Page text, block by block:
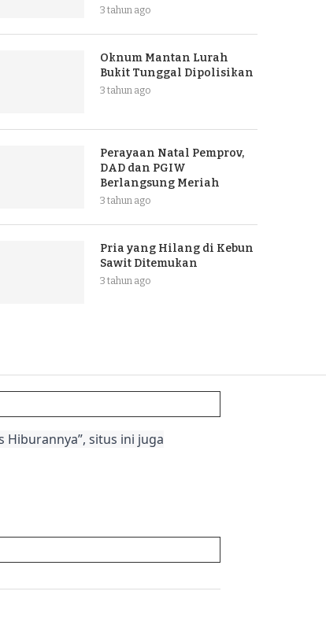
3 tahun ago
Oknum Mantan Lurah
Bukit Tunggal Dipolisikan
3 tahun ago
Perayaan Natal Pemprov,
DAD dan PGIW
Berlangsung Meriah
3 tahun ago
Pria yang Hilang di Kebun
Sawit Ditemukan
3 tahun ago
Hiburannya”, situs ini juga